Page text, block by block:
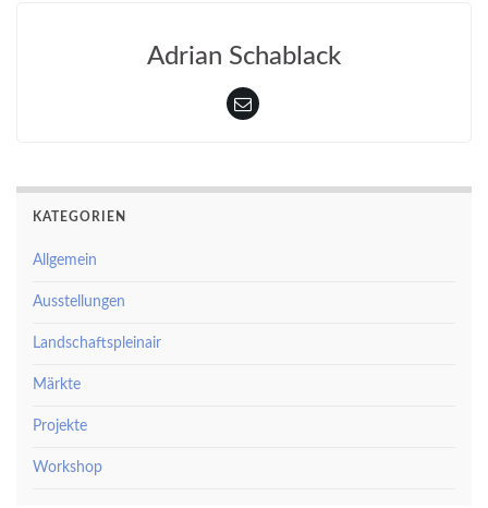
Adrian Schablack
KATEGORIEN
Allgemein
Ausstellungen
Landschaftspleinair
Märkte
Projekte
Workshop